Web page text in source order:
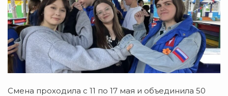
Смена проходила с 11 по 17 мая и объединила 50